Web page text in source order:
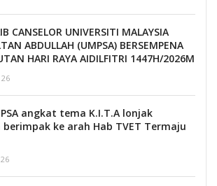
CANSELOR UNIVERSITI MALAYSIA
ABDULLAH (UMPSA) BERSEMPENA
HARI RAYA AIDILFITRI 1447H/2026M
angkat tema K.I.T.A lonjak
ke arah Hab TVET Termaju